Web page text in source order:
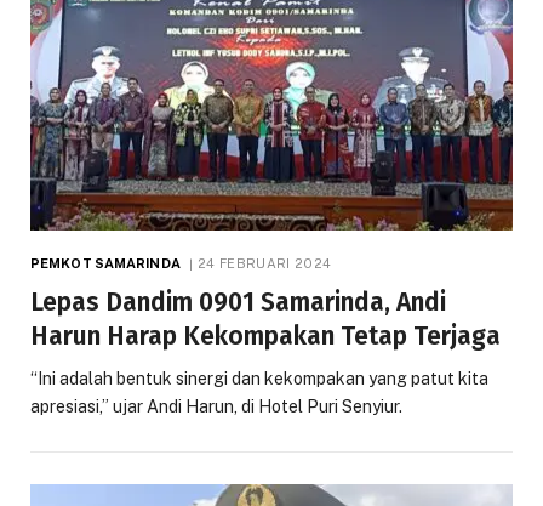
PEMKOT SAMARINDA 24 FEBRUARI 2024
Lepas Dandim 0901 Samarinda, Andi
Harun Harap Kekompakan Tetap Terjaga
“Ini adalah bentuk sinergi dan kekompakan yang patut kita
apresiasi,” ujar Andi Harun, di Hotel Puri Senyiur.